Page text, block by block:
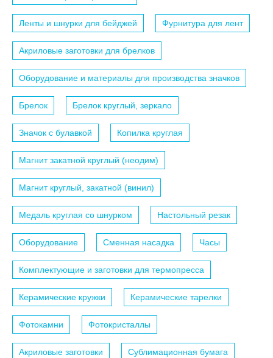
Ленты и шнурки для бейджей Фурнитура для лент
Акриловые заготовки для брелков
Оборудование и материалы для производства значков
Брелок Брелок круглый, зеркало
Значок с булавкой Копилка круглая
Магнит закатной круглый (неодим)
Магнит круглый, закатной (винил)
Медаль круглая со шнурком Настольный резак
Оборудование Сменная насадка Часы
Комплектующие и заготовки для термопресса
Керамические кружки Керамические тарелки
Фотокамни Фотокристаллы
Акриловые заготовки Сублимационная бумага